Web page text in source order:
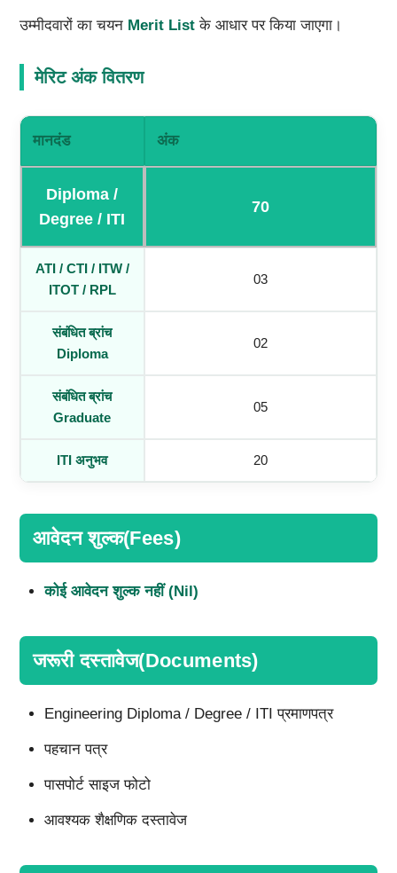
उम्मीदवारों का चयन Merit Listके आधार पर किया जाएगा।
मेरिट अंक वितरण
मानदंड अंक
Diploma /
Degree / ITI
70
ATI / CTI / ITW /
ITOT / RPL
03
संबंधित ब्रांच
Diploma
02
संबंधित ब्रांच
Graduate
05
ITI अनुभव 20
आवेदन शुल्क(Fees)
कोई आवेदन शुल्क नहीं (Nil)
जरूरी दस्तावेज(Documents)
Engineering Diploma / Degree / ITI प्रमाणपत्र
पहचान पत्र
पासपोर्ट साइज फोटो
आवश्यक शैक्षणिक दस्तावेज